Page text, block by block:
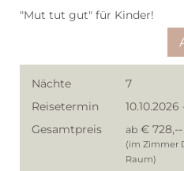
"Mut tut gut" für Kinder!
Nächte
7
Reisetermin
10.10.2026
Gesamtpreis
ab € 728,--
(im Zimmer
Raum)